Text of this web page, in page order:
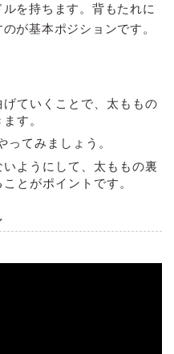
を持ちます。背もたれに
が基本ポジションです。
ていくことで、太ももの
す。
ってみましょう。
ようにして、太ももの裏
とがポイントです。